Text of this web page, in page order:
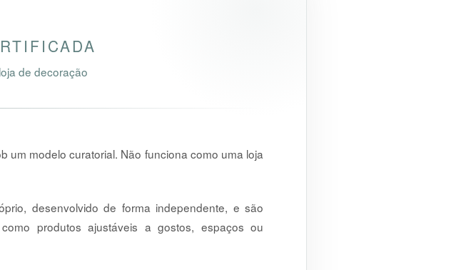
de decoração
um modelo curatorial. Não funciona como uma loja
desenvolvido de forma independente, e são
produtos ajustáveis a gostos, espaços ou